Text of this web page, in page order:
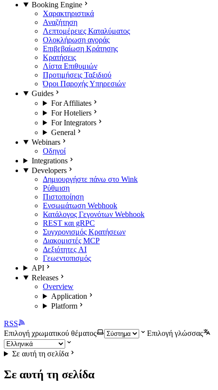
Booking Engine
Χαρακτηριστικά
Αναζήτηση
Λεπτομέρειες Καταλύματος
Ολοκλήρωση αγοράς
Επιβεβαίωση Κράτησης
Κρατήσεις
Λίστα Επιθυμιών
Προτιμήσεις Ταξιδιού
Όροι Παροχής Υπηρεσιών
Guides
For Affiliates
For Hoteliers
For Integrators
General
Webinars
Οδηγοί
Integrations
Developers
Δημιουργήστε πάνω στο Wink
Ρύθμιση
Πιστοποίηση
Ενσωμάτωση Webhook
Κατάλογος Γεγονότων Webhook
REST και gRPC
Συγχρονισμός Κρατήσεων
Διακομιστές MCP
Δεξιότητες AI
Γεωεντοπισμός
API
Releases
Overview
Application
Platform
RSS
Επιλογή χρωματικού θέματος
Επιλογή γλώσσας
Σε αυτή τη σελίδα
Σε αυτή τη σελίδα